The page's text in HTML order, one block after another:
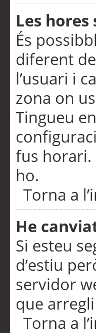
Les
És
diferent
l’usuari i
zona on
Tingueu
fus horari.
ho.
Torna a
He
Si esteu
d’estiu
servidor
que
Torna a